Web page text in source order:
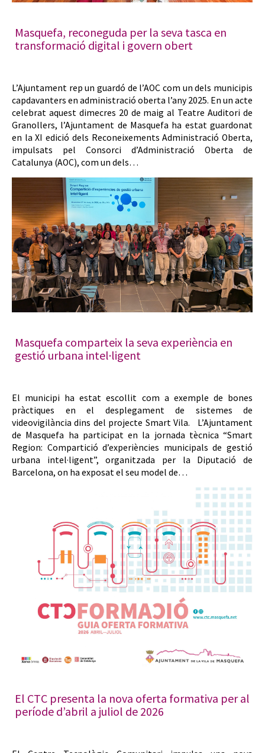
Masquefa, reconeguda per la seva tasca en
transformació digital i govern obert
L’Ajuntament rep un guardó de l’AOC com un dels municipis
capdavanters en administració oberta l’any 2025. En un acte
celebrat aquest dimecres 20 de maig al Teatre Auditori de
Granollers, l’Ajuntament de Masquefa ha estat guardonat
en la XI edició dels Reconeixements Administració Oberta,
impulsats pel Consorci d’Administració Oberta de
Catalunya (AOC), com un dels…
Masquefa comparteix la seva experiència en
gestió urbana intel·ligent
El municipi ha estat escollit com a exemple de bones
pràctiques en el desplegament de sistemes de
videovigilància dins del projecte Smart Vila. L’Ajuntament
de Masquefa ha participat en la jornada tècnica “Smart
Region: Compartició d’experiències municipals de gestió
urbana intel·ligent”, organitzada per la Diputació de
Barcelona, on ha exposat el seu model de…
El CTC presenta la nova oferta formativa per al
període d’abril a juliol de 2026